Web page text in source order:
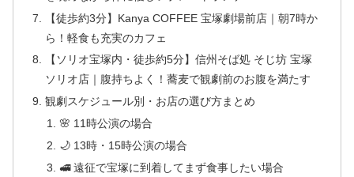
【徒歩約3分】Kanya COFFEE 宝塚劇場前店｜朝7時か
ら！軽食も充実のカフェ
【ソリオ宝塚内・徒歩約5分】信州そば処 そじ坊 宝塚
ソリオ店｜腹持ちよく！蕎麦で観劇前のお腹を満たす
観劇スケジュール別・お店の選び方まとめ
🌸 11時公演の場合
🌙 13時・15時公演の場合
🚅 遠征で宝塚に到着してまず食事したい場合